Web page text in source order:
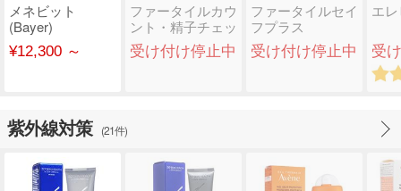
メネビット
(Bayer)
¥12,300 ～
ファータイルカウ
ント・精子チェッ
クキット
(Babystar..
受け付け停止中
ファータイルセイ
フプラス
(Babystart)
受け付け停止中
エ
受
紫外線対策 (21件)